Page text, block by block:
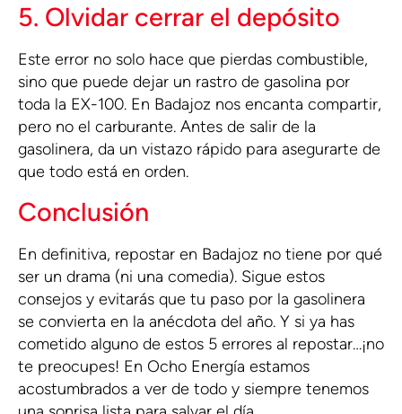
5. Olvidar cerrar el depósito
Este error no solo hace que pierdas combustible,
sino que puede dejar un rastro de gasolina por
toda la EX-100. En Badajoz nos encanta compartir,
pero no el carburante. Antes de salir de la
gasolinera, da un vistazo rápido para asegurarte de
que todo está en orden.
Conclusión
En definitiva, repostar en Badajoz no tiene por qué
ser un drama (ni una comedia). Sigue estos
consejos y evitarás que tu paso por la gasolinera
se convierta en la anécdota del año. Y si ya has
cometido alguno de estos 5 errores al repostar…¡no
te preocupes! En Ocho Energía estamos
acostumbrados a ver de todo y siempre tenemos